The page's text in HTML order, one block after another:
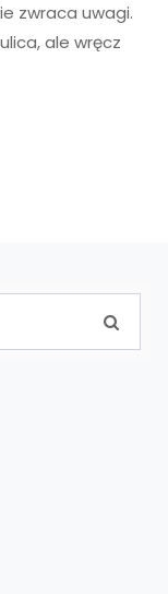
zwraca uwagi.
ale wręcz